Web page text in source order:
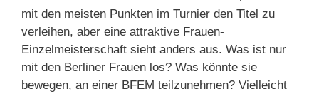
mit den meisten Punkten im Turnier den Titel zu
verleihen, aber eine attraktive Frauen-
Einzelmeisterschaft sieht anders aus. Was ist nur
mit den Berliner Frauen los? Was könnte sie
bewegen, an einer BFEM teilzunehmen? Vielleicht